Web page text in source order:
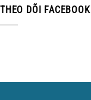
THEO DÕI FACEBOOK